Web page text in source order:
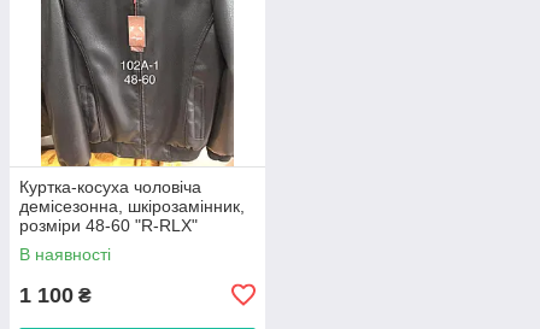
Куртка-косуха чоловіча
демісезонна, шкірозамінник,
розміри 48-60 "R-RLX"
недорого від прямого
постачальника
В наявності
1 100 ₴